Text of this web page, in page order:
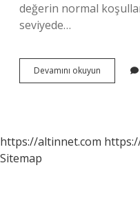
değerin normal
seviyede…
Devamını okuyun
Yaş
https://altinnet.com
Sitemap